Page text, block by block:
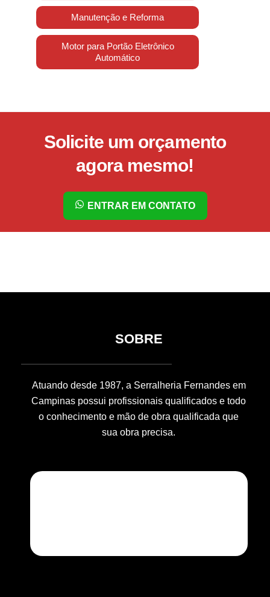
Manutenção e Reforma
Motor para Portão Eletrônico
Automático
Solicite um orçamento
agora mesmo!
ENTRAR EM CONTATO
SOBRE
Atuando desde 1987, a Serralheria Fernandes em
Campinas possui profissionais qualificados e todo
o conhecimento e mão de obra qualificada que
sua obra precisa.